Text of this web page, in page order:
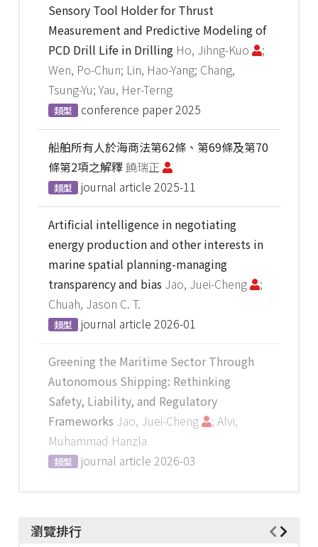
Sensory Tool Holder for Thrust
Measurement and Predictive Modeling of
PCD Drill Life in Drilling Ho, Jihng-Kuo
;
Wen, Po-Chun; Lin, Hao-Yang; Chang,
Tsung-Yu; Yau, Her-Terng
類型 conference paper2025
船舶所有人於海商法第62條、第69條及第70
條第2項之解釋饒瑞正
類型 journal article 2025-11
Artificial intelligence in negotiating
energy production and other interests in
marine spatial planning-managing
transparency and bias Jao, Juei-Cheng
;
Chuah, Jason C. T.
類型 journal article 2026-01
Greening the Maritime Sector Through
Autonomous Shipping: Rethinking
Safety, Liability, and Regulatory
Frameworks Jao, Juei-Cheng
; Alvi,
Muhammad Hanzla
類型 journal article 2026-03
瀏覽排行